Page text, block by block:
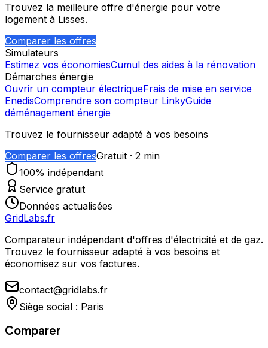
Trouvez la meilleure offre d'énergie pour votre
logement à Lisses.
Comparer les offres
Simulateurs
Estimez vos économiesCumul des aides à la rénovation
Démarches énergie
Ouvrir un compteur électriqueFrais de mise en service
EnedisComprendre son compteur LinkyGuide
déménagement énergie
Trouvez le fournisseur adapté à vos besoins
Comparer les offresGratuit · 2 min
100% indépendant
Service gratuit
Données actualisées
GridLabs.fr
Comparateur indépendant d'offres d'électricité et de gaz.
Trouvez le fournisseur adapté à vos besoins et
économisez sur vos factures.
contact@gridlabs.fr
Siège social : Paris
Comparer